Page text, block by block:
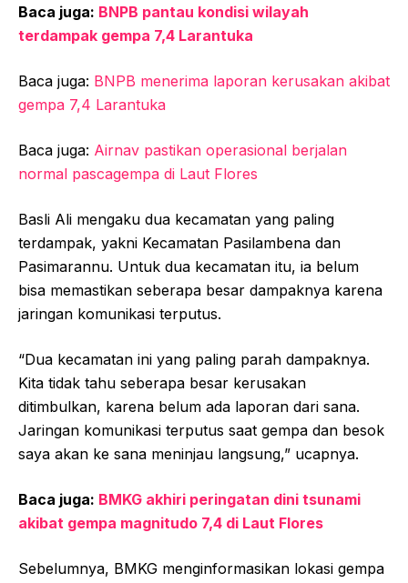
Baca juga: BNPB pantau kondisi wilayah
terdampak gempa 7,4 Larantuka
Baca juga: BNPB menerima laporan kerusakan akibat
gempa 7,4 Larantuka
Baca juga: Airnav pastikan operasional berjalan
normal pascagempa di Laut Flores
Basli Ali mengaku dua kecamatan yang paling
terdampak, yakni Kecamatan Pasilambena dan
Pasimarannu. Untuk dua kecamatan itu, ia belum
bisa memastikan seberapa besar dampaknya karena
jaringan komunikasi terputus.
“Dua kecamatan ini yang paling parah dampaknya.
Kita tidak tahu seberapa besar kerusakan
ditimbulkan, karena belum ada laporan dari sana.
Jaringan komunikasi terputus saat gempa dan besok
saya akan ke sana meninjau langsung,” ucapnya.
Baca juga: BMKG akhiri peringatan dini tsunami
akibat gempa magnitudo 7,4 di Laut Flores
Sebelumnya, BMKG menginformasikan lokasi gempa